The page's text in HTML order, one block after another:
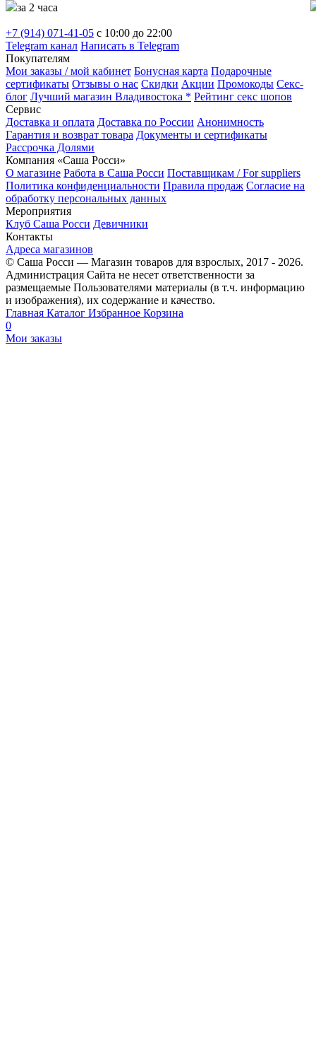
за 2 часа
+7 (914) 071-41-05 c 10:00 до 22:00
Telegram канал Написать в Telegram
Покупателям
Мои заказы / мой кабинет Бонусная карта Подарочные
сертификаты Отзывы о нас Скидки Акции Промокоды Секс-
блог Лучший магазин Владивостока * Рейтинг секс шопов
Сервис
Доставка и оплата Доставка по России Анонимность
Гарантия и возврат товара Документы и сертификаты
Рассрочка Долями
Компания «Саша Росси»
О магазине Работа в Саша Росси Поставщикам / For suppliers
Политика конфиденциальности Правила продаж Согласие на
обработку персональных данных
Мероприятия
Клуб Саша Росси Девичники
Контакты
Адреса магазинов
© Саша Росси — Магазин товаров для взрослых, 2017 - 2026.
Администрация Сайта не несет ответственности за
размещаемые Пользователями материалы (в т.ч. информацию
и изображения), их содержание и качество.
Главная Каталог Избранное Корзина
0
Мои заказы